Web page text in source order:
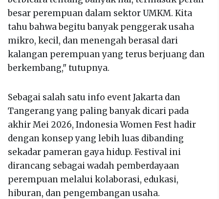
besar perempuan dalam sektor UMKM. Kita
tahu bahwa begitu banyak penggerak usaha
mikro, kecil, dan menengah berasal dari
kalangan perempuan yang terus berjuang dan
berkembang," tutupnya.
Sebagai salah satu info event Jakarta dan
Tangerang yang paling banyak dicari pada
akhir Mei 2026, Indonesia Women Fest hadir
dengan konsep yang lebih luas dibanding
sekadar pameran gaya hidup. Festival ini
dirancang sebagai wadah pemberdayaan
perempuan melalui kolaborasi, edukasi,
hiburan, dan pengembangan usaha.